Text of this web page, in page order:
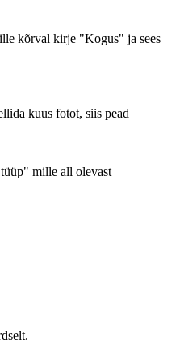
kõrval kirje "Kogus" ja sees
kuus fotot, siis pead
mille all olevast